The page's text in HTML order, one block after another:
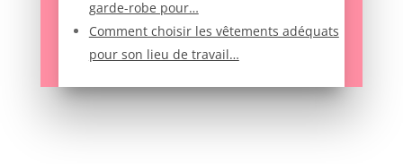
garde-robe pour…
Comment choisir les vêtements adéquats
pour son lieu de travail…